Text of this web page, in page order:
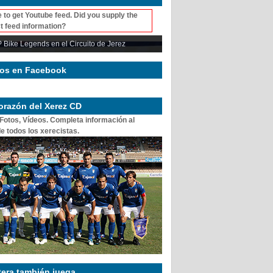
to get Youtube feed. Did you supply the
feed information?
Bike Legends en el Circuito de Jerez
en Facebook
del Xerez CD
Vídeos. Completa información al
todos los xerecistas.